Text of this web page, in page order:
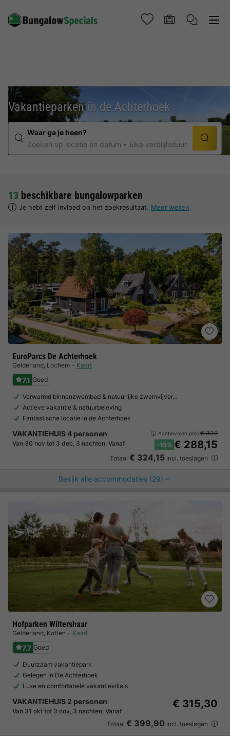
Vakantieparken in de Achterhoek
Waar ga je heen?
Zoeken op locatie en datum
Elke verblijfsduur
13 beschikbare bungalowparken
Je hebt zelf invloed op het zoekresultaat. Meer weten
EuroParcs De Achterhoek
Gelderland, Lochem Kaart
7.1 Goed
Verwarmd binnenzwembad & natuurlijke zwemvijver…
Actieve vakantie & natuurbeleving
Fantastische locatie in de Achterhoek
VAKANTIEHUIS 4 personen
Van 30 nov tot 3 dec, 3 nachten, Vanaf
Aanbevolen prijs:€ 339
-15% € 288,15
Totaal € 324,15 incl. toeslagen
Bekijk alle accommodaties (29)
Hofparken Wiltershaar
Gelderland, Kotten Kaart
7.7 Goed
Duurzaam vakantiepark
Gelegen in De Achterhoek
Luxe en comfortabele vakantievilla's
VAKANTIEHUIS 2 personen
Van 31 okt tot 3 nov, 3 nachten, Vanaf
€ 315,30
Totaal € 399,90 incl. toeslagen